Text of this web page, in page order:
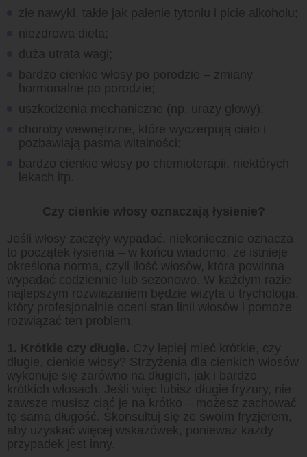
złe nawyki, takie jak palenie tytoniu i picie alkoholu;
niezdrowa dieta;
duża utrata wagi;
bardzo cienkie włosy po porodzie – zmiany
hormonalne po porodzie;
uszkodzenia mechaniczne (np. urazy głowy);
choroby wewnętrzne, które wyczerpują ciało i
pozbawiają pasma witalności;
bardzo cienkie włosy po chemioterapii, niektórych
lekach itp.
Czy cienkie włosy oznaczają łysienie?
Jeśli włosy zaczęły wypadać, niekoniecznie oznacza
to początek łysienia – w końcu wiadomo, że istnieje
określona norma, czyli ilość włosów, która powinna
wypadać codziennie lub sezonowo. W każdym razie
najlepszym rozwiązaniem będzie wizyta u trychologa,
który profesjonalnie oceni stan linii włosów i pomoże
rozwiązać ten problem.
1. Krótkie czy długie. Czy lepiej mieć krótkie, czy
długie, cienkie włosy? Strzyżenia dla cienkich włosów
wykonuje się zarówno na długich, jak i bardzo
krótkich włosach. Jeśli więc lubisz długie fryzury, nie
zawsze musisz ciąć je na krótko – możesz zachować
tę samą długość. Skonsultuj się ze swoim fryzjerem,
aby uzyskać więcej wskazówek, ponieważ każdy
przypadek jest inny.